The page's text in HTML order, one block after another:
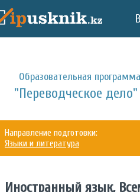
Образовательная
"Переводческое дело"
Направление подготовки:
Языки и литература
Иностранный язык,